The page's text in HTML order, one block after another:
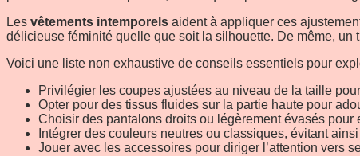
Les vêtements intemporels aident à appliquer ces
délicieuse féminité quelle que soit la silhouette. De même,
Voici une liste non exhaustive de conseils essentiels pour
Privilégier les coupes ajustées au niveau de la taille
Opter pour des tissus fluides sur la partie haute pour
Choisir des pantalons droits ou légèrement évasés pour
Intégrer des couleurs neutres ou classiques, évitant
Jouer avec les accessoires pour diriger l’attention vers